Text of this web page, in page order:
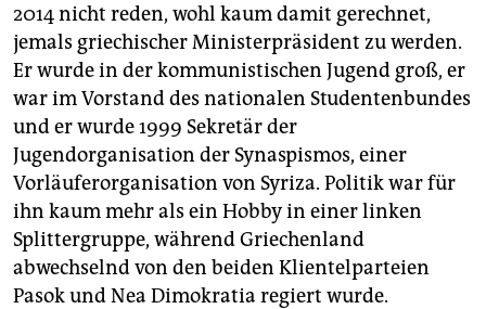
2014 nicht reden, wohl kaum damit gerechnet,
jemals griechischer Ministerpräsident zu werden.
Er wurde in der kommunistischen Jugend groß, er
war im Vorstand des nationalen Studentenbundes
und er wurde 1999 Sekretär der
Jugendorganisation der Synaspismos, einer
Vorläuferorganisation von Syriza. Politik war für
ihn kaum mehr als ein Hobby in einer linken
Splittergruppe, während Griechenland
abwechselnd von den beiden Klientelparteien
Pasok und Nea Dimokratia regiert wurde.